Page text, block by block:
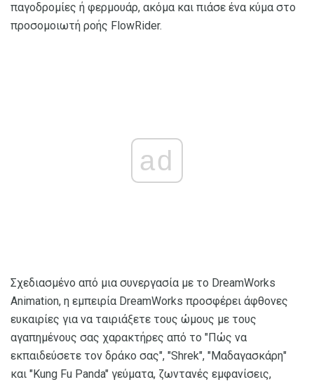
παγοδρομίες ή φερμουάρ, ακόμα και πιάσε ένα κύμα στο
προσομοιωτή ροής FlowRider.
ad
Σχεδιασμένο από μια συνεργασία με το DreamWorks
Animation, η εμπειρία DreamWorks προσφέρει άφθονες
ευκαιρίες για να ταιριάξετε τους ώμους με τους
αγαπημένους σας χαρακτήρες από το "Πώς να
εκπαιδεύσετε τον δράκο σας", "Shrek", "Μαδαγασκάρη"
και "Kung Fu Panda" γεύματα, ζωντανές εμφανίσεις,